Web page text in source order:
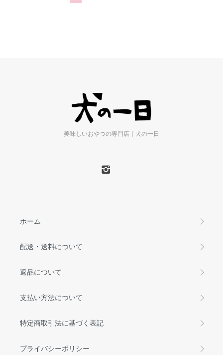
美味しいおやつの専門店｜犬の一日
ホーム
配送・送料について
返品について
支払い方法について
特定商取引法に基づく表記
プライバシーポリシー